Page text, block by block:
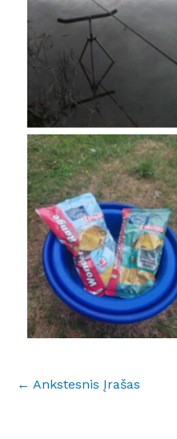
No Caption
No Caption
← Ankstesnis Įrašas